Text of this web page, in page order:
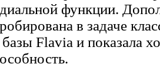
функции.
в задаче
базы Flavia и показала